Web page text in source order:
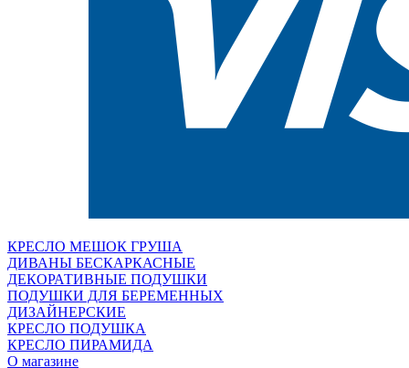
КРЕСЛО МЕШОК ГРУША
ДИВАНЫ БЕСКАРКАСНЫЕ
ДЕКОРАТИВНЫЕ ПОДУШКИ
ПОДУШКИ ДЛЯ БЕРЕМЕННЫХ
ДИЗАЙНЕРСКИЕ
КРЕСЛО ПОДУШКА
КРЕСЛО ПИРАМИДА
О магазине